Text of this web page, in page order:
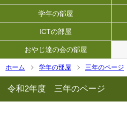
学年の部屋
ICTの部屋
おやじ達の会の部屋
ホーム 学年の部屋 三年のページ
令和2年度 三年のページ